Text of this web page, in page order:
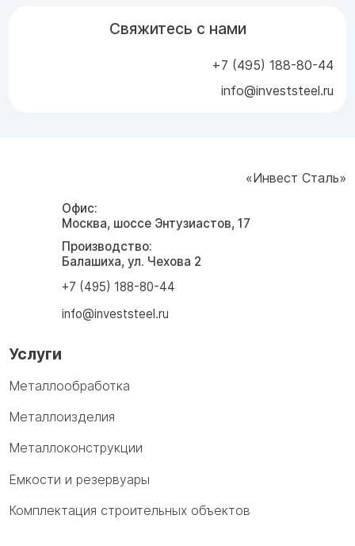
Свяжитесь с нами
+7 (495) 188-80-44
info@investsteel.ru
«Инвест Сталь»
Офис:
Москва, шоссе Энтузиастов, 17
Производство:
Балашиха, ул. Чехова 2
+7 (495) 188-80-44
info@investsteel.ru
Услуги
Металлообработка
Металлоизделия
Металлоконструкции
Емкости и резервуары
Комплектация строительных объектов